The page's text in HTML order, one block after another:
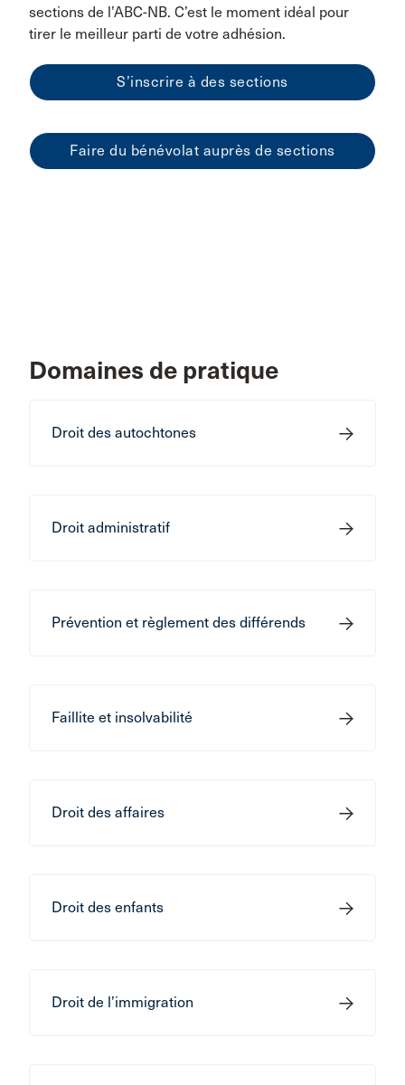
sections de l’ABC-NB. C’est le moment idéal pour
tirer le meilleur parti de votre adhésion.
S’inscrire à des sections
Faire du bénévolat auprès de sections
Domaines de pratique
Droit des autochtones
Droit administratif
Prévention et règlement des différends
Faillite et insolvabilité
Droit des affaires
Droit des enfants
Droit de l’immigration